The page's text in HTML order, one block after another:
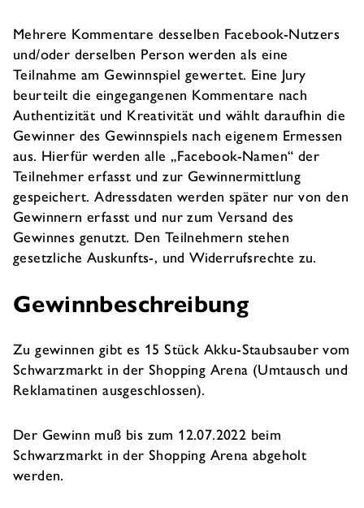
Mehrere Kommentare desselben Facebook-Nutzers
und/oder derselben Person werden als eine
Teilnahme am Gewinnspiel gewertet. Eine Jury
beurteilt die eingegangenen Kommentare nach
Authentizität und Kreativität und wählt daraufhin die
Gewinner des Gewinnspiels nach eigenem Ermessen
aus. Hierfür werden alle „Facebook-Namen“ der
Teilnehmer erfasst und zur Gewinnermittlung
gespeichert. Adressdaten werden später nur von den
Gewinnern erfasst und nur zum Versand des
Gewinnes genutzt. Den Teilnehmern stehen
gesetzliche Auskunfts-, und Widerrufsrechte zu.
Gewinnbeschreibung
Zu gewinnen gibt es 15 Stück Akku-Staubsauber vom
Schwarzmarkt in der Shopping Arena (Umtausch und
Reklamatinen ausgeschlossen).
Der Gewinn muß bis zum 12.07.2022 beim
Schwarzmarkt in der Shopping Arena abgeholt
werden.